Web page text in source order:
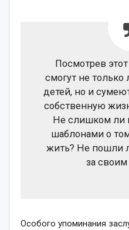
Посмотрев
смогут не только
детей, но и
собственную
Не слишком ли
шаблонами о
жить? Не пошли
за своим
Особого упоминания